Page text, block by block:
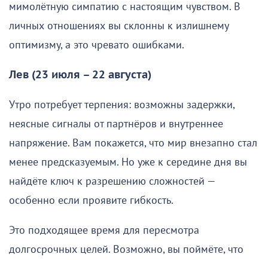
мимолётную симпатию с настоящим чувством. В
личных отношениях вы склонны к излишнему
оптимизму, а это чревато ошибками.
Лев (23 июля – 22 августа)
Утро потребует терпения: возможны задержки,
неясные сигналы от партнёров и внутреннее
напряжение. Вам покажется, что мир внезапно стал
менее предсказуемым. Но уже к середине дня вы
найдёте ключ к разрешению сложностей —
особенно если проявите гибкость.
Это подходящее время для пересмотра
долгосрочных целей. Возможно, вы поймёте, что